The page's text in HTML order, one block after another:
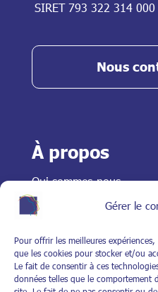
Gérer le
Pour offrir les meilleures
que les cookies pour stocker et/ou
Le fait de consentir à ces
données telles que le comportement
SIRET 793 322 314
Nous
À propos
Qui sommes-nous
Historique
Organisation et
Nos équipes